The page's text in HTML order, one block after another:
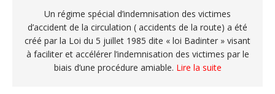
Un régime spécial d’indemnisation des victimes
d’accident de la circulation ( accidents de la route) a été
créé par la Loi du 5 juillet 1985 dite « loi Badinter » visant
à faciliter et accélérer l’indemnisation des victimes par le
biais d’une procédure amiable. Lire la suite